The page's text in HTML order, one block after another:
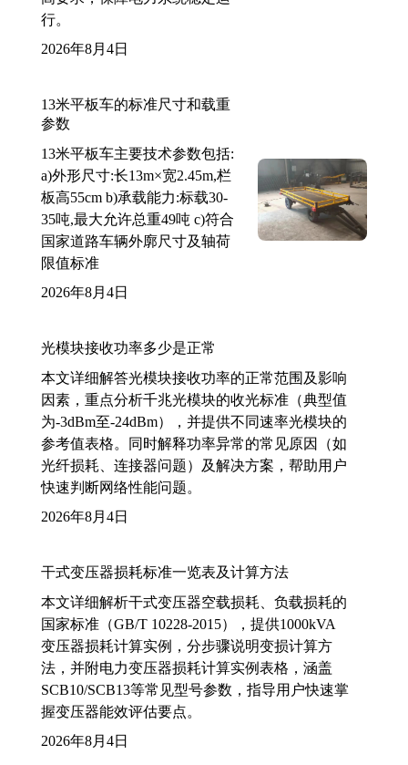
行。
2026年8月4日
13米平板车的标准尺寸和载重
参数
13米平板车主要技术参数包括:
a)外形尺寸:长13m×宽2.45m,栏
板高55cm b)承载能力:标载30-
35吨,最大允许总重49吨 c)符合
国家道路车辆外廓尺寸及轴荷
限值标准
2026年8月4日
光模块接收功率多少是正常
本文详细解答光模块接收功率的正常范围及影响
因素，重点分析千兆光模块的收光标准（典型值
为-3dBm至-24dBm），并提供不同速率光模块的
参考值表格。同时解释功率异常的常见原因（如
光纤损耗、连接器问题）及解决方案，帮助用户
快速判断网络性能问题。
2026年8月4日
干式变压器损耗标准一览表及计算方法
本文详细解析干式变压器空载损耗、负载损耗的
国家标准（GB/T 10228-2015），提供1000kVA
变压器损耗计算实例，分步骤说明变损计算方
法，并附电力变压器损耗计算实例表格，涵盖
SCB10/SCB13等常见型号参数，指导用户快速掌
握变压器能效评估要点。
2026年8月4日